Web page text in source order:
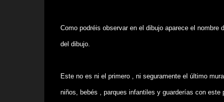
Como podréis observar en el dibujo aparece el
del dibujo.
Este no es ni el primero , ni seguramente el último
niños, bebés , parques infantiles y guarderías con